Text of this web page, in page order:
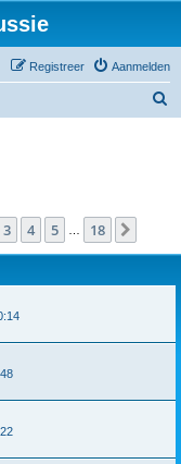
Aanmelden
Registreer
van 18
3 4 5 18